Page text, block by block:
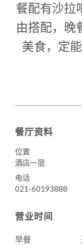
餐配有沙拉
由搭配，晚
美食，定
餐厅资料
位置
酒店一层
电话
021-60193888
营业时间
早餐